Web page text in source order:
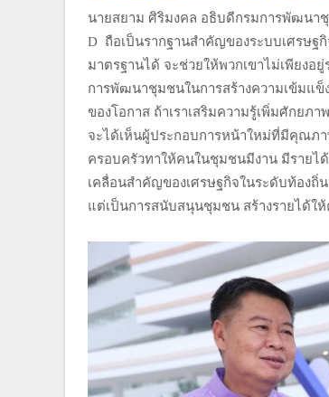
นายสยาม ศิริมงคล อธิบดีกรมการพัฒนา
D ถือเป็นรากฐานสำคัญของระบบเศรษฐ
มาตรฐานได้ จะช่วยให้พวกเขาไม่เพียง
การพัฒนาชุมชนในการสร้างความเข้มแ
ของโอกาส ถ้าเราเสริมความรู้เพิ่มศักยภา
จะได้เห็นผู้ประกอบการหน้าใหม่ที่มีคุณภ
ครอบครัวทาให้คนในชุมชนมีงาน มีรายไ
เคลื่อนสำคัญของเศรษฐกิจในระดับท้องถิ่
แต่เป็นการสนับสนุนชุมชน สร้างรายได้ใ